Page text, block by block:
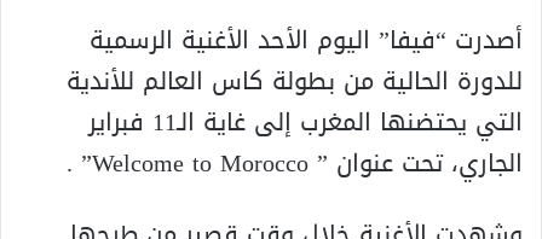
أصدرت “فيفا” اليوم الأحد الأغنية الرسمية
للدورة الحالية من بطولة كاس العالم للأندية
التي يحتضنها المغرب إلى غاية الـ11 فبراير
الجاري، تحت عنوان ” Welcome to Morocco” .